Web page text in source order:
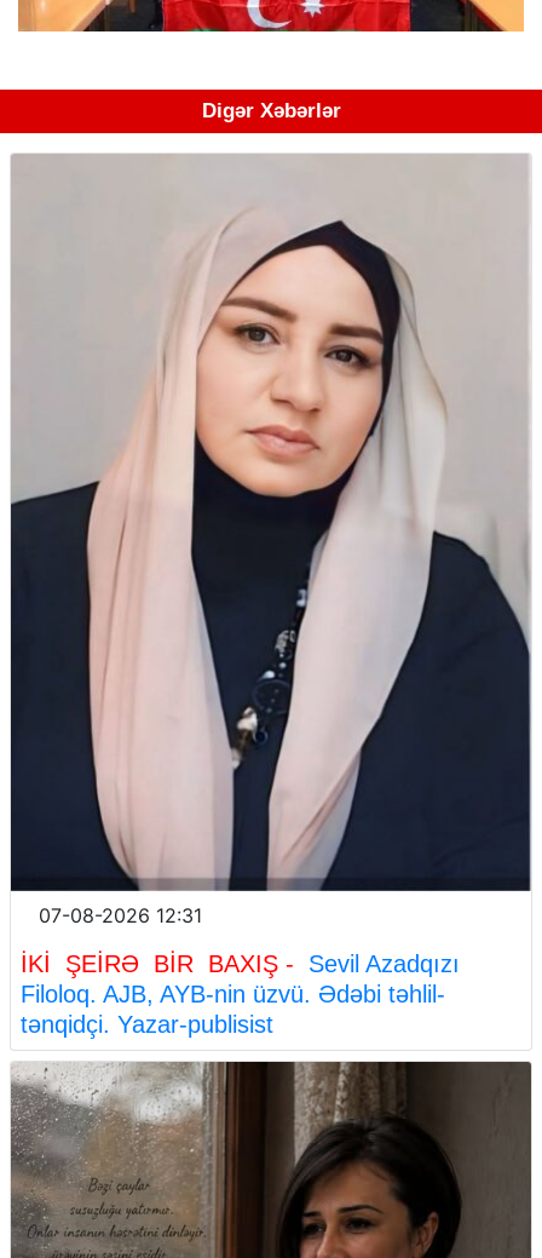
Digər Xəbərlər
07-08-2026 12:31
İKİ ŞEİRƏ BİR BAXIŞ - Sevil Azadqızı
Filoloq. AJB, AYB-nin üzvü. Ədəbi təhlil-
tənqidçi. Yazar-publisist